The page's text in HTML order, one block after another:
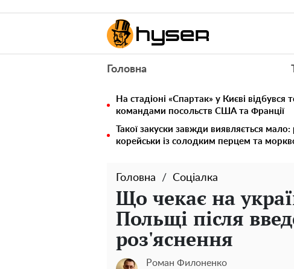
Головна
На стадіоні «Спартак» у Києві відбувся
командами посольств США та Франції
Такої закуски завжди виявляється
корейськи із солодким перцем та
Головна Соціалка
Що чекає на
Польщі після
роз'яснення
Роман Филоненко